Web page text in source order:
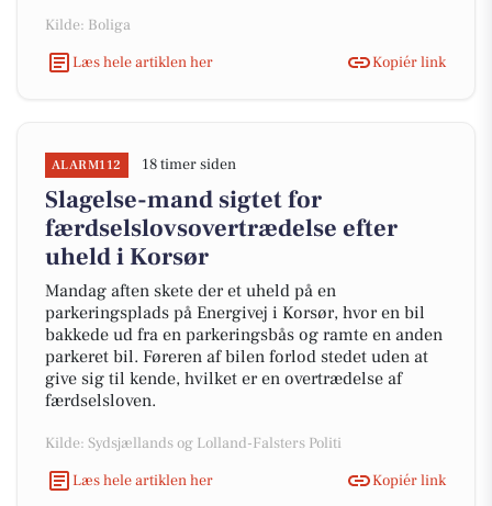
Kilde: Boliga
Læs hele artiklen her
Kopiér link
ALARM112 18 timer siden
Slagelse-mand sigtet for
færdselslovsovertrædelse efter
uheld i Korsør
Mandag aften skete der et uheld på en
parkeringsplads på Energivej i Korsør, hvor en bil
bakkede ud fra en parkeringsbås og ramte en anden
parkeret bil. Føreren af bilen forlod stedet uden at
give sig til kende, hvilket er en overtrædelse af
færdselsloven.
Kilde: Sydsjællands og Lolland-Falsters Politi
Læs hele artiklen her
Kopiér link